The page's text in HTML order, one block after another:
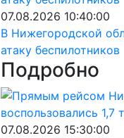
07.08.2026 10:40:00
В Нижегородской
атаку беспилотников
Подробно
07.08.2026 15:30:00